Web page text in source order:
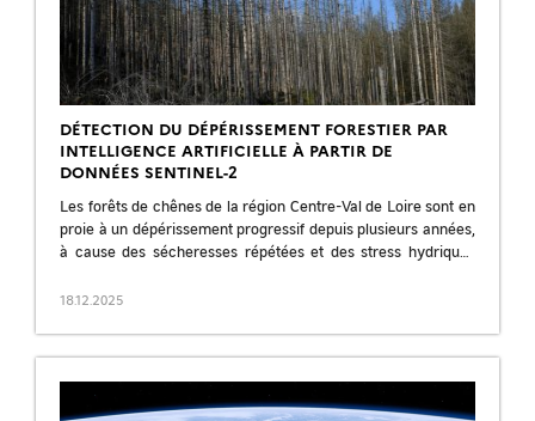
DÉTECTION DU DÉPÉRISSEMENT FORESTIER PAR
INTELLIGENCE ARTIFICIELLE À PARTIR DE
DONNÉES SENTINEL-2
Les forêts de chênes de la région Centre-Val de Loire sont en
proie à un dépérissement progressif depuis plusieurs années,
à cause des sécheresses répétées et des stress hydriques
18.12.2025